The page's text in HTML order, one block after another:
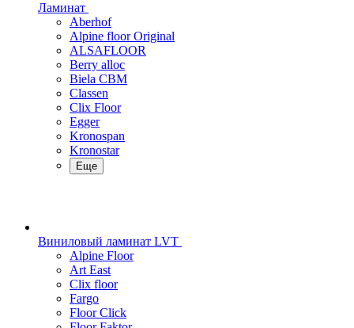
Ламинат
Aberhof
Alpine floor Original
ALSAFLOOR
Berry alloc
Biela CBM
Classen
Clix Floor
Egger
Kronospan
Kronostar
Еще
Виниловый ламинат LVT
Alpine Floor
Art East
Clix floor
Fargo
Floor Click